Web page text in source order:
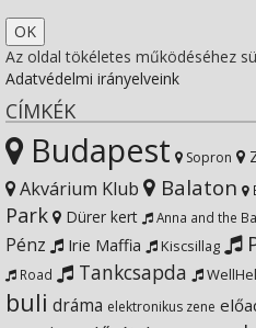
Twitter
on
Instagram
profile
on
YouTube
profile
on
Google+
Az oldal tökéletes működéséhez
Adatvédelmi irányelveink
CÍMKÉK
Budapest Sopron
Akvárium Klub Balaton
Park
Dürer kert Anna and the
Pénz
Irie Maffia Kiscsillag
Road Tankcsapda
buli dráma elektronikus zene